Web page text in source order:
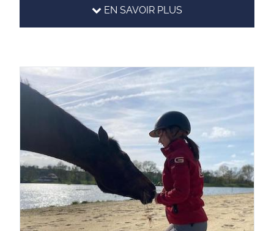
EN SAVOIR PLUS